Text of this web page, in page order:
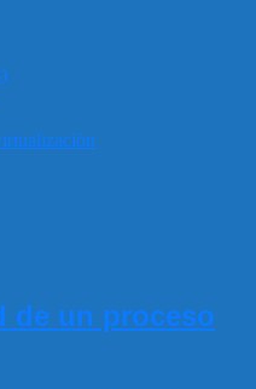
de un proceso